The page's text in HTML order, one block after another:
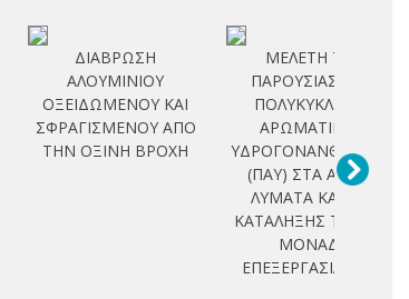
ΔΙΑΒΡΩΣΗ
ΑΛΟΥΜΙΝΙΟΥ
ΟΞΕΙΔΩΜΕΝΟΥ ΚΑΙ
ΣΦΡΑΓΙΣΜΕΝΟΥ ΑΠΟ
ΤΗΝ ΟΞΙΝΗ ΒΡΟΧΗ
ΜΕΛΕΤΗ ΤΗΣ
ΠΑΡΟΥΣΙΑΣ ΤΩΝ
ΠΟΛΥΚΥΚΛΙΚΩΝ
ΑΡΩΜΑΤΙΚΩΝ
ΥΔΡΟΓΟΝΑΝΘΡΑΚΩΝ
(ΠΑΥ) ΣΤΑ ΑΣΤΙΚΑ
ΛΥΜΑΤΑ ΚΑΙ ΤΗΣ
ΚΑΤΑΛΗΞΗΣ ΤΟΥΣ ΣΕ
ΜΟΝΑΔΑ
ΕΠΕΞΕΡΓΑΣΙΑΣ ΛΥ...